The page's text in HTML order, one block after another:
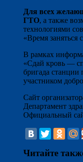
Для всех
ГТО, а также
технологиями
«Время заняться
В рамках
«Сдай кровь —
бригада станции
участником
Сайт
Департамент
Официальный
Читайте